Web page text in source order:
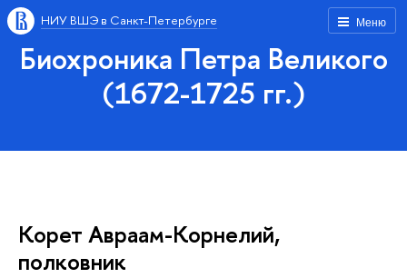
Меню
НИУ ВШЭ в Санкт-Петербурге
Биохроника Петра Великого
(1672-1725 гг.)
Корет Авраам-Корнелий,
полковник